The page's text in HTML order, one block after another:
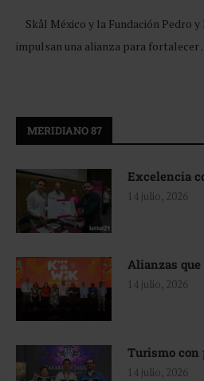
Skål México y la Fundación Pedro
impulsan una alianza para fortalecer
MERIDIANO 87
Excelencia
14 julio, 2026
Alianzas
14 julio, 2026
Turismo con
14 julio, 2026